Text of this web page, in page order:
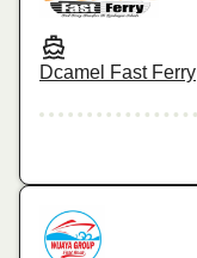
Dcamel Fast Ferry